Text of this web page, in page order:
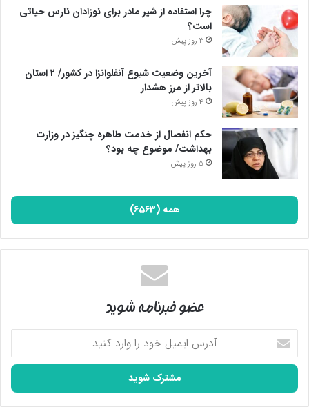
چرا استفاده از شیر مادر برای نوزادان نارس حیاتی
است؟
3 روز پیش
آخرین وضعیت شیوع آنفلوانزا در کشور/ ۲ استان
بالاتر از مرز هشدار
4 روز پیش
حکم انفصال از خدمت طاهره چنگیز در وزارت
بهداشت/ موضوع چه بود؟
5 روز پیش
همه (6563)
عضو خبرنامه شوید
آدرس
ایمیل
خود
وارد
کنید